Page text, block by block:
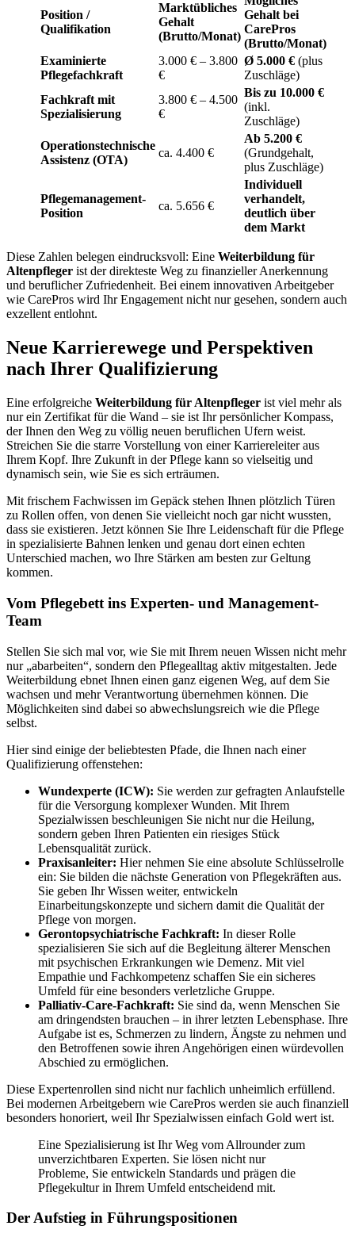
Position /
Qualifikation
Marktübliches
Gehalt
(Brutto/Monat)
Gehalt bei
CarePros
(Brutto/Monat)
Examinierte
Pflegefachkraft
3.000 € – 3.800
€
Ø 5.000 € (plus
Zuschläge)
Fachkraft mit
Spezialisierung
3.800 € – 4.500
€
Bis zu 10.000 €
(inkl.
Zuschläge)
Operationstechnische
Assistenz (OTA)
ca. 4.400 €
Ab 5.200 €
(Grundgehalt,
plus Zuschläge)
Pflegemanagement-
Position
ca. 5.656 €
Individuell
verhandelt,
deutlich über
dem Markt
Diese Zahlen belegen eindrucksvoll: Eine Weiterbildung für
Altenpfleger ist der direkteste Weg zu finanzieller Anerkennung
und beruflicher Zufriedenheit. Bei einem innovativen Arbeitgeber
wie CarePros wird Ihr Engagement nicht nur gesehen, sondern auch
exzellent entlohnt.
Neue Karrierewege und Perspektiven
nach Ihrer Qualifizierung
Eine erfolgreiche Weiterbildung für Altenpfleger ist viel mehr als
nur ein Zertifikat für die Wand – sie ist Ihr persönlicher Kompass,
der Ihnen den Weg zu völlig neuen beruflichen Ufern weist.
Streichen Sie die starre Vorstellung von einer Karriereleiter aus
Ihrem Kopf. Ihre Zukunft in der Pflege kann so vielseitig und
dynamisch sein, wie Sie es sich erträumen.
Mit frischem Fachwissen im Gepäck stehen Ihnen plötzlich Türen
zu Rollen offen, von denen Sie vielleicht noch gar nicht wussten,
dass sie existieren. Jetzt können Sie Ihre Leidenschaft für die Pflege
in spezialisierte Bahnen lenken und genau dort einen echten
Unterschied machen, wo Ihre Stärken am besten zur Geltung
kommen.
Vom Pflegebett ins Experten- und Management-
Team
Stellen Sie sich mal vor, wie Sie mit Ihrem neuen Wissen nicht mehr
nur „abarbeiten“, sondern den Pflegealltag aktiv mitgestalten. Jede
Weiterbildung ebnet Ihnen einen ganz eigenen Weg, auf dem Sie
wachsen und mehr Verantwortung übernehmen können. Die
Möglichkeiten sind dabei so abwechslungsreich wie die Pflege
selbst.
Hier sind einige der beliebtesten Pfade, die Ihnen nach einer
Qualifizierung offenstehen:
Wundexperte (ICW): Sie werden zur gefragten Anlaufstelle
für die Versorgung komplexer Wunden. Mit Ihrem
Spezialwissen beschleunigen Sie nicht nur die Heilung,
sondern geben Ihren Patienten ein riesiges Stück
Lebensqualität zurück.
Praxisanleiter: Hier nehmen Sie eine absolute Schlüsselrolle
ein: Sie bilden die nächste Generation von Pflegekräften aus.
Sie geben Ihr Wissen weiter, entwickeln
Einarbeitungskonzepte und sichern damit die Qualität der
Pflege von morgen.
Gerontopsychiatrische Fachkraft: In dieser Rolle
spezialisieren Sie sich auf die Begleitung älterer Menschen
mit psychischen Erkrankungen wie Demenz. Mit viel
Empathie und Fachkompetenz schaffen Sie ein sicheres
Umfeld für eine besonders verletzliche Gruppe.
Palliativ-Care-Fachkraft: Sie sind da, wenn Menschen Sie
am dringendsten brauchen – in ihrer letzten Lebensphase. Ihre
Aufgabe ist es, Schmerzen zu lindern, Ängste zu nehmen und
den Betroffenen sowie ihren Angehörigen einen würdevollen
Abschied zu ermöglichen.
Diese Expertenrollen sind nicht nur fachlich unheimlich erfüllend.
Bei modernen Arbeitgebern wie CarePros werden sie auch finanziell
besonders honoriert, weil Ihr Spezialwissen einfach Gold wert ist.
Eine Spezialisierung ist Ihr Weg vom Allrounder zum
unverzichtbaren Experten. Sie lösen nicht nur
Probleme, Sie entwickeln Standards und prägen die
Pflegekultur in Ihrem Umfeld entscheidend mit.
Der Aufstieg in Führungspositionen